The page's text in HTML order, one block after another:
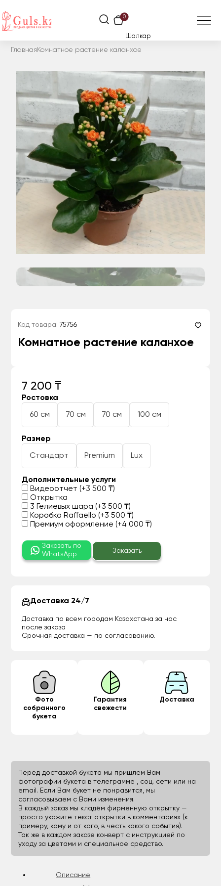
0
Шалкар
Главная Комнатное растение каланхое
Код товара: 75756
Комнатное растение каланхое
7 200 ₸
Ростовка
60 см 70 см 70 см 100 см
Размер
Стандарт Premium Lux
Дополнительные услуги
Видеоотчет (+3 500 ₸)
Открытка
3 Гелиевых шара (+3 500 ₸)
Коробка Raffaello (+3 500 ₸)
Премиум оформление (+4 000 ₸)
Заказать по
WhatsApp
Заказать
Доставка 24/7
Доставка по всем городам Казахстана за час
после заказа
Срочная доставка — по согласованию.
Фото
собранного
букета
Гарантия
свежести
Доставка
Перед доставкой букета мы пришлем Вам
фотографии букета в телеграмме , соц. сети или на
email. Если Вам букет не понравится, мы
согласовываем с Вами изменения.
В каждый заказ мы кладём фирменную открытку —
просто укажите текст открытки в комментариях (к
примеру, кому и от кого, в честь какого события).
Так же в каждом заказе конверт с инструкцией по
уходу за цветами и специальное средство.
Описание